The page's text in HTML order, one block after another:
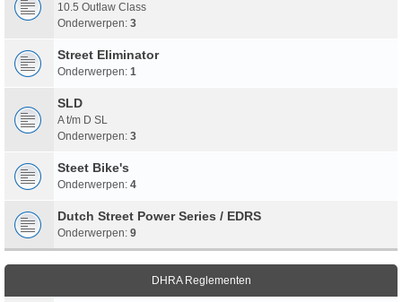
10.5 Outlaw Class
Onderwerpen: 3
Street Eliminator
Onderwerpen: 1
SLD
A t/m D SL
Onderwerpen: 3
Steet Bike's
Onderwerpen: 4
Dutch Street Power Series / EDRS
Onderwerpen: 9
DHRA Reglementen